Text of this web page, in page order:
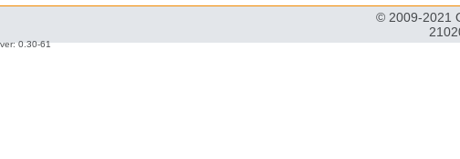
© 2009-2021
ver: 0.30-61